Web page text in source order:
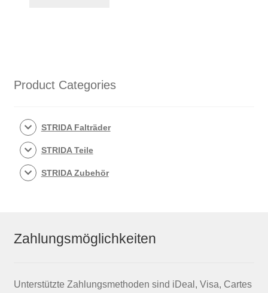
Product Categories
STRIDA Falträder
STRIDA Teile
STRIDA Zubehör
Zahlungsmöglichkeiten
Unterstützte Zahlungsmethoden sind iDeal, Visa, Cartes